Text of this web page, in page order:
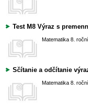
Test M8 Výraz s
Matematika 8.
Sčítanie a odčítanie
Matematika 8.